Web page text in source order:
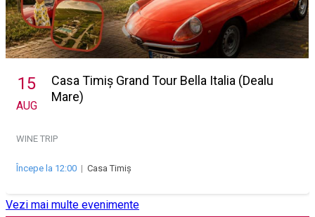
15
AUG
Casa Timiș Grand Tour Bella Italia (Dealu
Mare)
WINE TRIP
Începe la 12:00 | Casa Timiș
Vezi mai multe evenimente